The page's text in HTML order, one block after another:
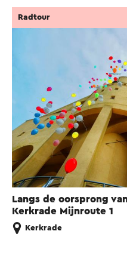
Langs de oorsprong
Kerkrade Mijnroute 1
Radtour
Kerkrade